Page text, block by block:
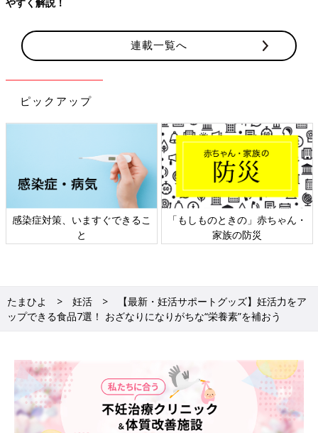
連載一覧へ
ピックアップ
ゃん・
日本外来小児科学会リーフレッ
六星占術 細木かおりさ
たまひよ 妊活
【最新・妊活サポートグッズ】妊活力をア
ップできる食品7選！ おざなりになりがちな“栄養素”を補おう